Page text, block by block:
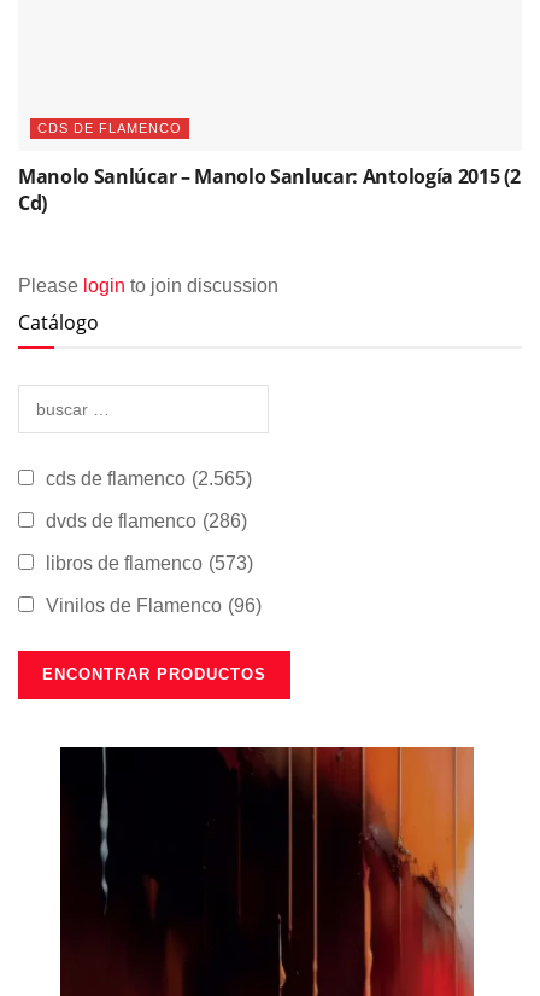
CDS DE FLAMENCO
Manolo Sanlúcar – Manolo Sanlucar: Antología 2015 (2
Cd)
Please login to join discussion
Catálogo
cds de flamenco (2.565)
dvds de flamenco (286)
libros de flamenco (573)
Vinilos de Flamenco (96)